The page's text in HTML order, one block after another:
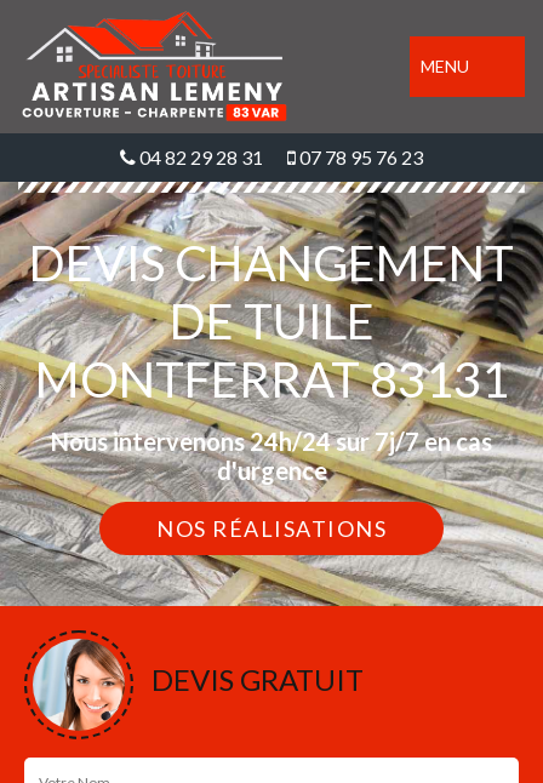
MENU
04 82 29 28 31 07 78 95 76 23
DEVIS CHANGEMENT
DE TUILE
MONTFERRAT 83131
Nous intervenons 24h/24 sur 7j/7 en cas
d'urgence
NOS RÉALISATIONS
DEVIS GRATUIT